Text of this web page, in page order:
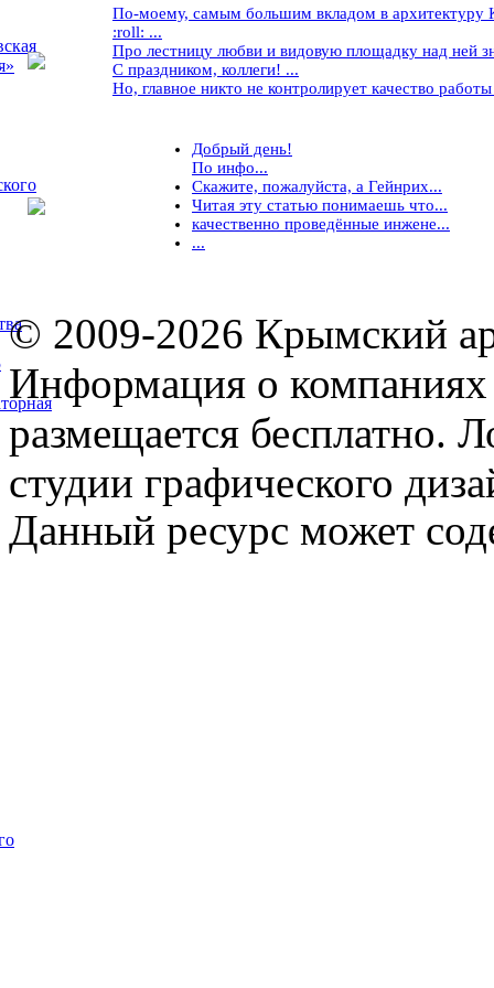
По-моему, самым большим вкладом в архитектуру
:roll: ...
Про лестницу любви и видовую площадку над ней
С праздником, коллеги! ...
Но, главное никто не контролирует качество
Добрый день!
По инфо...
Скажите, пожалуйста, а Гейнрих...
Читая эту статью понимаешь что...
качественно проведённые инжене...
...
© 2009-2026 Крымский
Информация о компаниях
размещается бесплатно.
студии графического
Данный ресурс может